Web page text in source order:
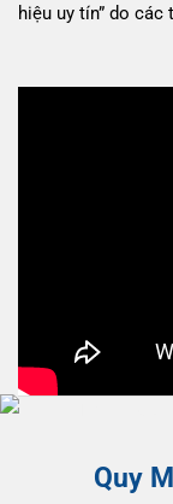
hiệu uy tín” do
LỊCH SỬ
Quy